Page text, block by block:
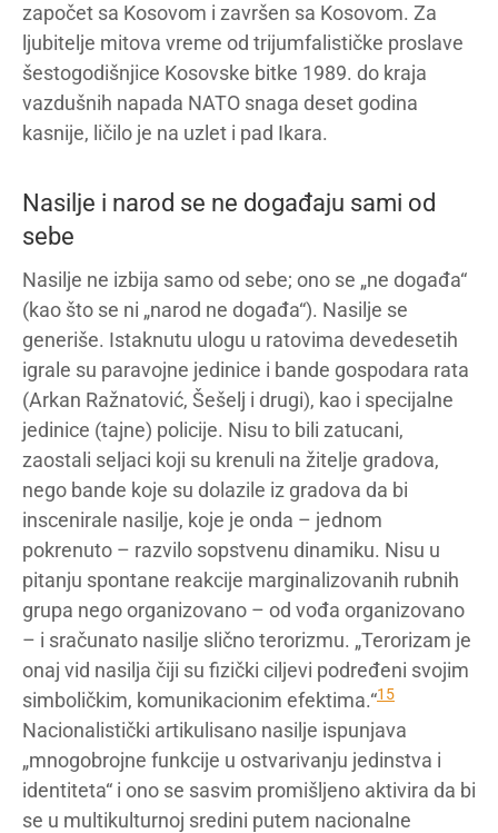
započet sa Kosovom i završen sa Kosovom. Za
ljubitelje mitova vreme od trijumfalističke proslave
šestogodišnjice Kosovske bitke 1989. do kraja
vazdušnih napada NATO snaga deset godina
kasnije, ličilo je na uzlet i pad Ikara.
Nasilje i narod se ne događaju sami od
sebe
Nasilje ne izbija samo od sebe; ono se „ne događa“
(kao što se ni „narod ne događa“). Nasilje se
generiše. Istaknutu ulogu u ratovima devedesetih
igrale su paravojne jedinice i bande gospodara rata
(Arkan Ražnatović, Šešelj i drugi), kao i specijalne
jedinice (tajne) policije. Nisu to bili zatucani,
zaostali seljaci koji su krenuli na žitelje gradova,
nego bande koje su dolazile iz gradova da bi
inscenirale nasilje, koje je onda – jednom
pokrenuto – razvilo sopstvenu dinamiku. Nisu u
pitanju spontane reakcije marginalizovanih rubnih
grupa nego organizovano – od vođa organizovano
– i sračunato nasilje slično terorizmu. „Terorizam je
onaj vid nasilja čiji su fizički ciljevi podređeni svojim
simboličkim, komunikacionim efektima.“15
Nacionalistički artikulisano nasilje ispunjava
„mnogobrojne funkcije u ostvarivanju jedinstva i
identiteta“ i ono se sasvim promišljeno aktivira da bi
se u multikulturnoj sredini putem nacionalne